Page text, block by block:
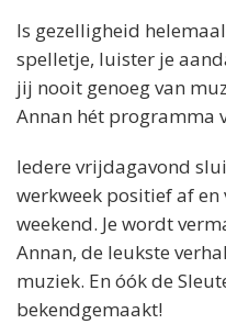
Is gezelligheid
spelletje, luister je
jij nooit genoeg van
Annan hét programma
Iedere vrijdagavond
werkweek positief af en
weekend. Je wordt
Annan, de leukste
muziek. En óók de
bekendgemaakt!